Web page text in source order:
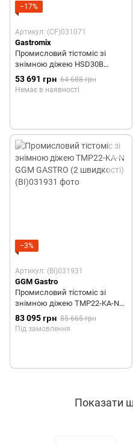
−17%
Артикул: (CF)031071
Gastromix
Промисловий тістоміс зі
знімною діжею HSD30B
GASTROMIX (2 швидкості)
53 691 грн 64 688 грн
Немає в наявності
−3%
Артикул: (BI)031931
GGM Gastro
Промисловий тістоміс зі
знімною діжею TMP22-KA-N
GGM GASTRO (2 швидкості)
83 095 грн 85 665 грн
Під замовлення
Показати